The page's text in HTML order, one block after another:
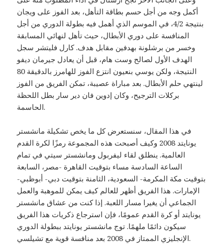
أكمل وجه من أجل حسم بطاقة التأهل، بعد الفوز على ويجان
بنتيجة 4/2، في الموسم الذي أهمل فيه بطولة الدوري من أجل
المنافسة على دوري الأبطال، حيث تأهل لنهائي المسابقة
وخسر من برشلونة بهدفين مقابل هدف. كارل فليتشر سجل
الهدف الأول لصالح وست هام، قبل أن يعادل جيرمان ديفو
النتيجة، ولكن يوسي بنعيون انتزع الفوز للهامرز بالدقيقة 80
لينتهي حلم الأبطال. بعد مباراة عصيبة، تمكن الفريق من الفوز
بركلات الترجيح، وكان إدوين فان دير سار بطل اللحظة
الحاسمة.
في هذا المقال، سنستعرض كل ما يخص تشكيلة مانشستر
يونايتد 2008 وكيف أصبحت هذه المجموعة رمزًا لكرة القدم
العالمية. ينطلق لقاء ليفربول ومانشستر سيتي في تمام
الساعة السادسة مساء بتوقيت القاهرة -مصر، السابعة
بتوقيت مكة المكرمة- السعودية، الثامنة بتوقيت دبي- أبوظبي-
الإمارات. هذا الفريق أظهر للعالم كيف يمكن للموهبة والعمل
الجماعي أن يغيرا مسار اللعبة. إذا كنت من عشاق مانشستر
يونايتد أو كرة القدم عمومًا، فإن استرجاع ذكريات هذا الفريق
سيكون دائمًا ملهمًا. توج مانشستر يونايتد ببطولة الدوري
الإنجليزي الممتاز في 2008 بعد منافسة قوية مع تشيلسي.